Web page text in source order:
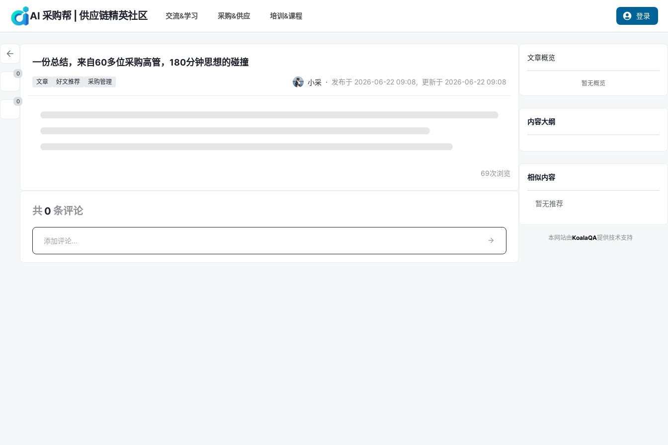
AI 采购帮 | 供应链精英社区 交流&学习 采购&供应 培训&课程 登录
0
0
一份总结，来自60多位采购高管，180分钟思想的碰撞
文章 好文推荐 采购管理 小采 · 发布于 2026-06-22 09:08, 更新于 2026-06-22 09:08
69次浏览
共 0 条评论
文章概览
暂无概览
内容大纲
相似内容
暂无推荐
本网站由KoalaQA提供技术支持